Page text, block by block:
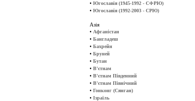
• Югославія (1945-1992 - СФРЮ)
• Югославія (1992-2003 - СРЮ)
Азія
• Афганістан
• Бангладеш
• Бахрейн
• Бруней
• Бутан
• В'єтнам
• В'єтнам Південний
• В'єтнам Північний
• Гонконг (Сянган)
• Ізраїль